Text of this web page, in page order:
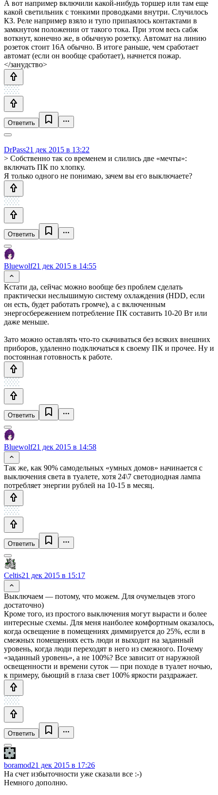
А вот например включили какой-нибудь торшер или там еще
какой светильник с тонкими проводками внутри. Случилось
КЗ. Реле например взяло и тупо припаялось контактами в
замкнутом положении от такого тока. При этом весь сабж
воткнут, конечно же, в обычную розетку. Автомат на линию
розеток стоит 16А обычно. В итоге раньше, чем сработает
автомат (если он вообще сработает), начнется пожар.
</занудство>
Ответить
DrPass21 дек 2015 в 13:22
> Собственно так со временем и слились две «мечты»:
включать ПК по хлопку.
Я только одного не понимаю, зачем вы его выключаете?
Ответить
Bluewolf21 дек 2015 в 14:55
Кстати да, сейчас можно вообще без проблем сделать
практически неслышимую систему охлаждения (HDD, если
он есть, будет работать громче), а с включенным
энергосбережением потребление ПК составить 10-20 Вт или
даже меньше.
Зато можно оставлять что-то скачиваться без всяких внешних
приборов, удаленно подключаться к своему ПК и прочее. Ну и
постоянная готовность к работе.
Ответить
Bluewolf21 дек 2015 в 14:58
Так же, как 90% самодельных «умных домов» начинается с
выключения света в туалете, хотя 24\7 светодиодная лампа
потребляет энергии рублей на 10-15 в месяц.
Ответить
Celtis21 дек 2015 в 15:17
Выключаем — потому, что можем. Для очумельцев этого
достаточно)
Кроме того, из простого выключения могут вырасти и более
интересные схемы. Для меня наиболее комфортным оказалось,
когда освещение в помещениях диммируется до 25%, если в
смежных помещениях есть люди и выходит на заданный
уровень, когда люди переходят в него из смежного. Почему
«заданный уровень», а не 100%? Все зависит от наружной
освещенности и времени суток — при походе в туалет ночью,
к примеру, бьющий в глаза свет 100% яркости раздражает.
Ответить
boramod21 дек 2015 в 17:26
На счет избыточности уже сказали все :-)
Немного дополню.